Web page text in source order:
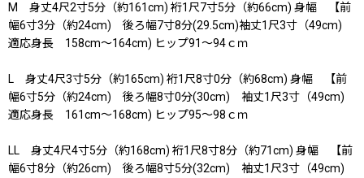
M 身丈4尺2寸5分（約161cm) 裄1尺7寸5分（約66cm) 身幅 【前
幅6寸3分（約24cm) 後ろ幅7寸8分(29.5cm)袖丈1尺3寸（49cm)
適応身長 158cm〜164cm) ヒップ91〜94ｃｍ
L 身丈4尺3寸5分（約165cm) 裄1尺8寸0分（約68cm) 身幅 【前
幅6寸5分（約24cm) 後ろ幅8寸0分(30cm) 袖丈1尺3寸（49cm)
適応身長 161cm〜168cm) ヒップ95〜98ｃｍ
LL 身丈4尺4寸5分（約168cm) 裄1尺8寸8分（約71cm) 身幅 【前
幅6寸8分（約26cm) 後ろ幅8寸5分(32cm) 袖丈1尺3寸（49cm)